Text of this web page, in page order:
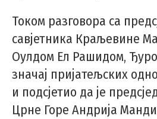
Током разговора са
савјетника Краљевине
Оулдом Ел Рашидом,
значај пријатељских
и подсјетио да је
Црне Горе Андрија